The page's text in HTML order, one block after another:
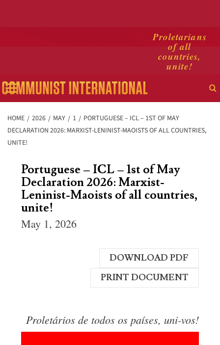
Proletarians
of all
countries,
unite!
Primary
Menu
HOME 2026 MAY 1
PORTUGUESE – ICL – 1ST OF MAY
DECLARATION 2026: MARXIST-LENINIST-MAOISTS OF ALL COUNTRIES,
UNITE!
Portuguese – ICL – 1st of May
Declaration 2026: Marxist-
Leninist-Maoists of all countries,
unite!
May 1, 2026
DOWNLOAD PDF
PRINT DOCUMENT
Proletários de todos os países, uni-vos!